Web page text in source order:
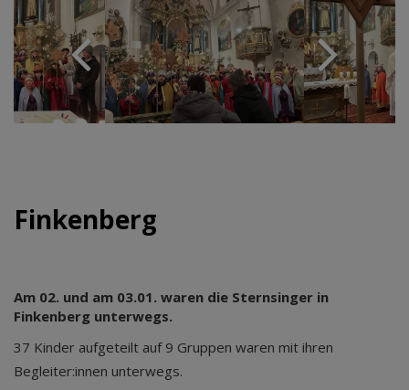
Finkenberg
Am 02. und am 03.01. waren die Sternsinger in
Finkenberg unterwegs.
37 Kinder aufgeteilt auf 9 Gruppen waren mit ihren
Begleiter:innen unterwegs.